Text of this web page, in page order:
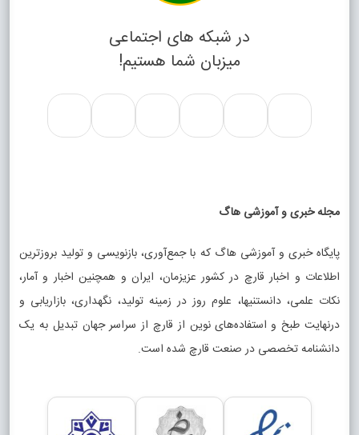
در شبکه های اجتماعی
میزبان شما هستیم!
مجله خبری و آموزشی هاگ
پایگاه خبری و آموزشی هاگ که با جمع‌آوری، بازنویسی و تولید بروزترین
اطلاعات و اخبار قارچ در کشور عزیزمان، ایران و همچنین اخبار و آمار،
نکات علمی، دانستنیها، علوم روز در زمینه تولید، نگهداری، بازاریابی و
درنهایت طبخ و استفاده‌های نوین از قارچ از سراسر جهان تبدیل به یک
دانشنامه تخصصی در صنعت قارچ شده است.